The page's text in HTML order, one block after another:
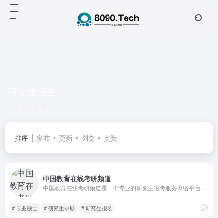
排序 发布 更新 浏览 点赞
中国教育在线考研频道
# 专业硕士 # 研究生录取 # 研究生报名